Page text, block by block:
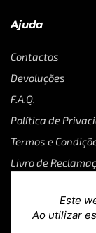
Ajuda
Contactos
Devoluções
F.A.Q.
Política de
Termos e
Livro de
Este
Ao utilizar